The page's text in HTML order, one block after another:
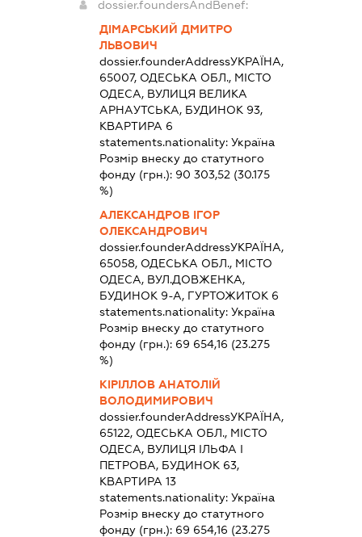
dossier.foundersAndBenef:
ДІМАРСЬКИЙ ДМИТРО
ЛЬВОВИЧ
dossier.founderAddressУКРАЇНА,
65007, ОДЕСЬКА ОБЛ., МІСТО
ОДЕСА, ВУЛИЦЯ ВЕЛИКА
АРНАУТСЬКА, БУДИНОК 93,
КВАРТИРА 6
statements.nationality: Україна
Розмір внеску до статутного
фонду (грн.): 90 303,52 (30.175
%)
АЛЕКСАНДРОВ ІГОР
ОЛЕКСАНДРОВИЧ
dossier.founderAddressУКРАЇНА,
65058, ОДЕСЬКА ОБЛ., МІСТО
ОДЕСА, ВУЛ.ДОВЖЕНКА,
БУДИНОК 9-А, ГУРТОЖИТОК 6
statements.nationality: Україна
Розмір внеску до статутного
фонду (грн.): 69 654,16 (23.275
%)
КІРІЛЛОВ АНАТОЛІЙ
ВОЛОДИМИРОВИЧ
dossier.founderAddressУКРАЇНА,
65122, ОДЕСЬКА ОБЛ., МІСТО
ОДЕСА, ВУЛИЦЯ ІЛЬФА І
ПЕТРОВА, БУДИНОК 63,
КВАРТИРА 13
statements.nationality: Україна
Розмір внеску до статутного
фонду (грн.): 69 654,16 (23.275